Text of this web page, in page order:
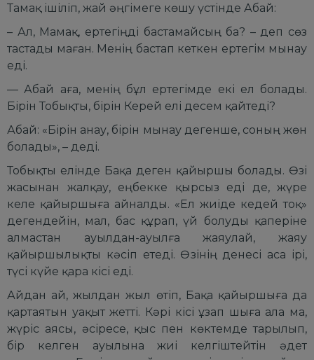
Тамақ ішіліп, жай әңгімеге көшу үстінде Абай:
– Ал, Мамақ, ертегіңді бастамайсың ба? – деп сөз
тастады маған. Менің бастап кеткен ертегім мынау
еді.
— Абай аға, менің бұл ертегімде екі ел болады.
Бірін Тобықты, бірін Керей елі десем қайтеді?
Абай: «Бірін анау, бірін мынау дегенше, соның жөн
болады», – деді.
Тобықты елінде Бақа деген қайыршы болады. Өзі
жасынан жалқау, еңбекке қырсыз еді де, жүре
келе қайыршыға айналды. «Ел жиіде кедей тоқ»
дегендейін, мал, бас құрап, үй болуды қаперіне
алмастан ауылдан-ауылға жаяулай, жаяу
қайыршылықты кәсіп етеді. Өзінің денесі аса ірі,
түсі күйе қара кісі еді.
Айдан ай, жылдан жыл өтіп, Бақа қайыршыға да
қартаятын уақыт жетті. Кәрі кісі ұзап шыға ала ма,
жүріс аясы, әсіресе, қыс пен көктемде тарылып,
бір келген ауылына жиі келгіштейтін әдет